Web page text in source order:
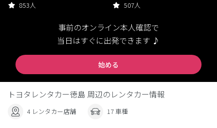
853人 507人
事前のオンライン本人確認で
当日はすぐに出発できます ♪
始める
トヨタレンタカー徳島 周辺のレンタカー情報
4 レンタカー店舗 17 車種